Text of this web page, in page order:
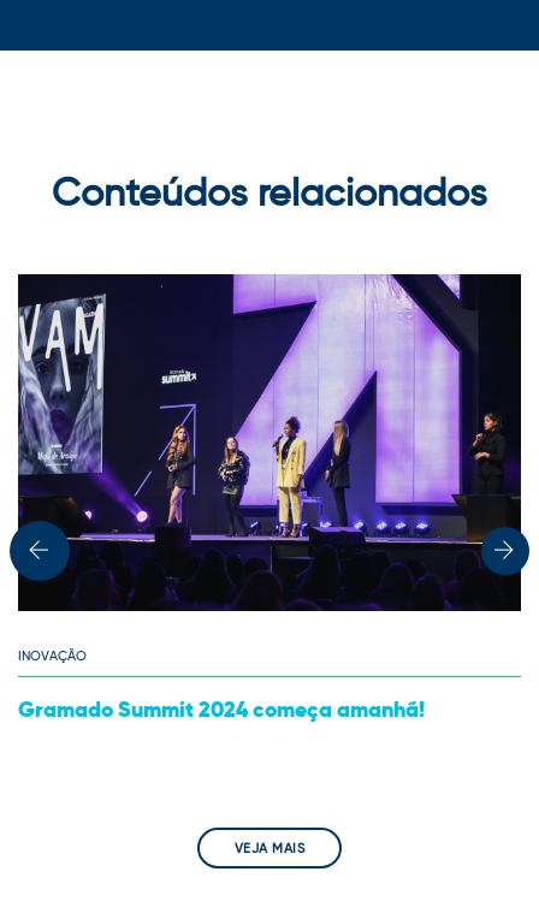
Conteúdos relacionados
INOVAÇÃO
Gramado Summit 2024 começa amanhã!
VEJA MAIS